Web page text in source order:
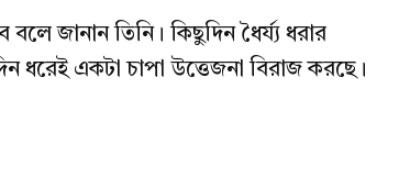
জানান তিনি। কিছুদিন ধৈর্য্য ধরার
ধরেই একটা চাপা উত্তেজনা বিরাজ করছে।